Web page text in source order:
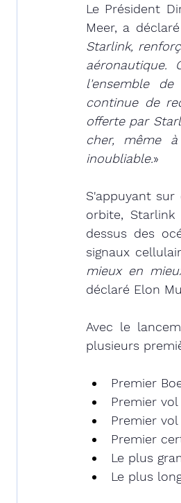
Le Président
Meer, a
Starlink,
aéronautique.
l'ensemble
continue de
offerte par
cher, même
inoubliable.»
S'appuyant
orbite,
dessus des
signaux
mieux en
déclaré Elon
Avec le
plusieurs
Premier
Premier
Premier
Premier
Le plus
Le plus